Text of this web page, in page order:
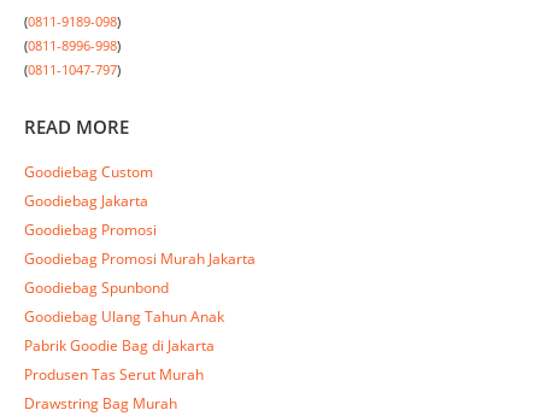
(0811-9189-098)
(0811-8996-998)
(0811-1047-797)
READ MORE
Goodiebag Custom
Goodiebag Jakarta
Goodiebag Promosi
Goodiebag Promosi Murah Jakarta
Goodiebag Spunbond
Goodiebag Ulang Tahun Anak
Pabrik Goodie Bag di Jakarta
Produsen Tas Serut Murah
Drawstring Bag Murah